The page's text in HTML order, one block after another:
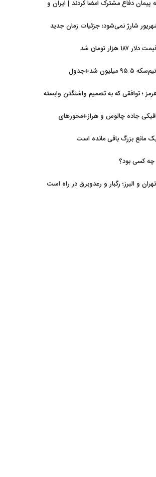
پیمان دفاع مشترک امضا کردند | ایران و
شهریور شارژ نمی‌شود؛ جزئیات زمان جدید
هزار تومان شد
شد+جدول
؛ توافقی که به تصمیم واشنگتن وابسته
جاده چالوس و هراز+محورهای
یک مانع بزرگ باقی مانده است
چه کسی بود؟
و البرز؛ رگبار و رعدوبرق در راه است